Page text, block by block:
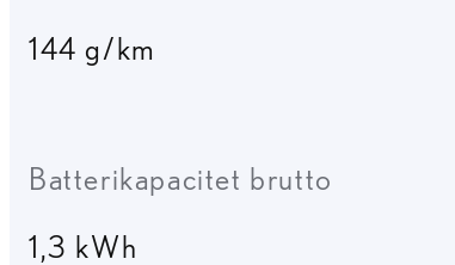
144 g/km
Batterikapacitet brutto
1,3 kWh